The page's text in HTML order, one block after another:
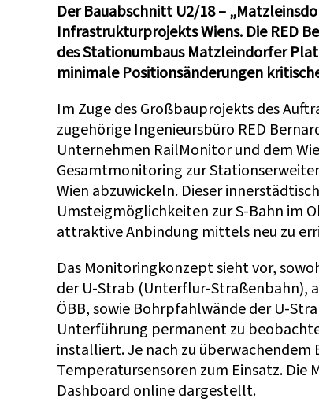
Der Bauabschnitt U2/18 –
Infrastrukturprojekts Wiens. Die RED
des Stationumbaus Matzleindorfer
minimale Positionsänderungen
Im Zuge des Großbauprojekts des
zugehörige Ingenieursbüro RED
Unternehmen RailMonitor und dem
Gesamtmonitoring zur
Wien abzuwickeln. Dieser
Umsteigmöglichkeiten zur S-Bahn im
attraktive Anbindung mittels neu zu
Das Monitoringkonzept sieht vor,
der U-Strab (Unterflur-Straßenbahn),
ÖBB, sowie Bohrpfahlwände der U-
Unterführung permanent zu
installiert. Je nach zu überwachendem
Temperatursensoren zum Einsatz.
Dashboard online dargestellt.